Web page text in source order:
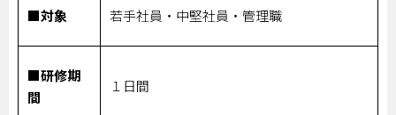
■対象 若手社員・中堅社員・管理職
■研修期
間
１日間